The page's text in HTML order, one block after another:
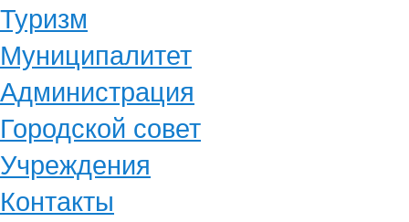
Туризм
Муниципалитет
Администрация
Городской совет
Учреждения
Контакты